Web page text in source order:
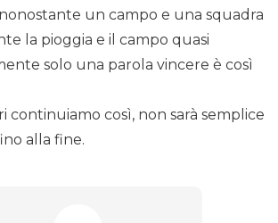
un campo e una squadra
la pioggia e il campo quasi
solo una parola vincere è così
continuiamo così, non sarà semplice
alla fine.